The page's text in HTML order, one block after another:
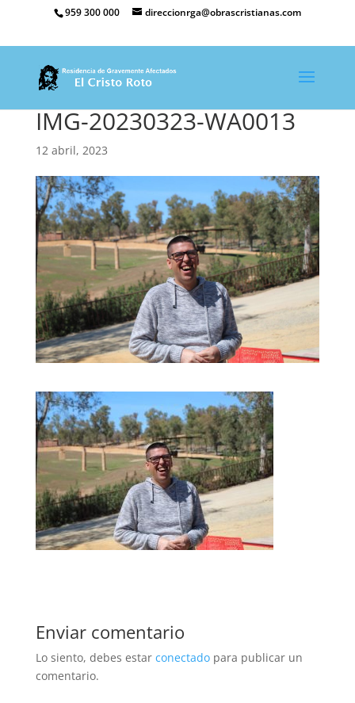
959 300 000 direccionrga@obrascristianas.com
IMG-20230323-WA0013
12 abril, 2023
Enviar comentario
Lo siento, debes estar conectadopara publicar un
comentario.